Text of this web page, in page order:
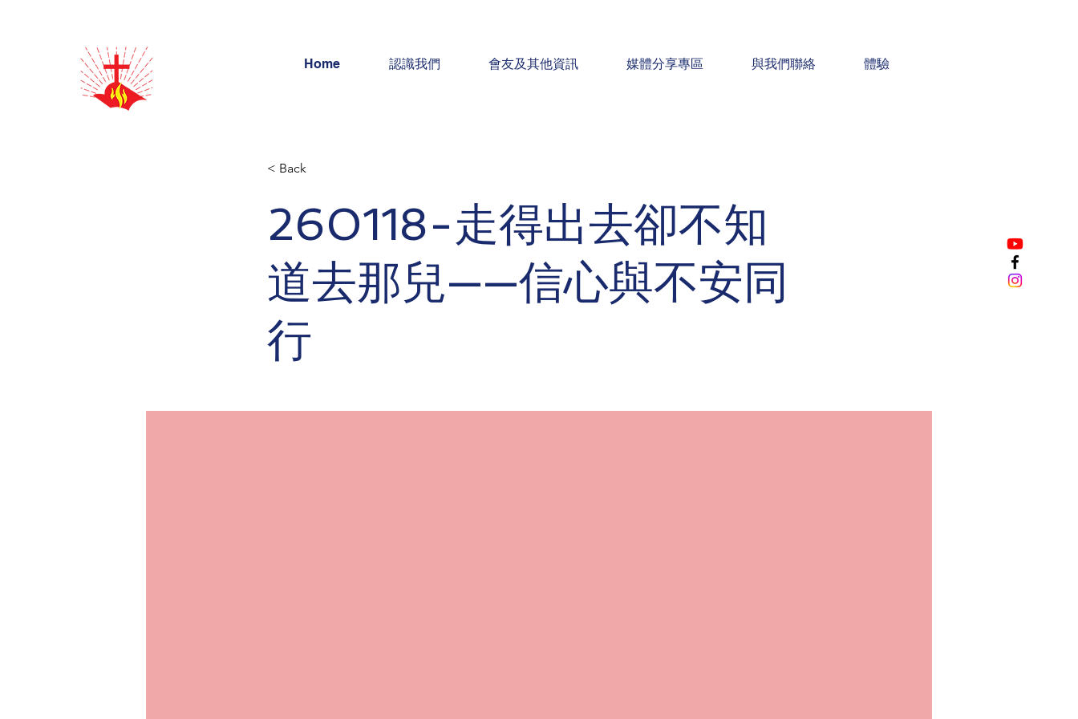
Home 認識我們 會友及其他資訊 媒體分享專區 與我們聯絡 體驗
< Back
260118-走得出去卻不知
道去那兒——信心與不安同
行